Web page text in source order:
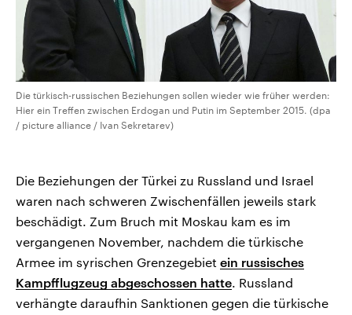
Die türkisch-russischen Beziehungen sollen wieder wie früher werden:
Hier ein Treffen zwischen Erdogan und Putin im September 2015. (dpa
/ picture alliance / Ivan Sekretarev)
Die Beziehungen der Türkei zu Russland und Israel
waren nach schweren Zwischenfällen jeweils stark
beschädigt. Zum Bruch mit Moskau kam es im
vergangenen November, nachdem die türkische
Armee im syrischen Grenzegebiet ein russisches
Kampfflugzeug abgeschossen hatte. Russland
verhängte daraufhin Sanktionen gegen die türkische